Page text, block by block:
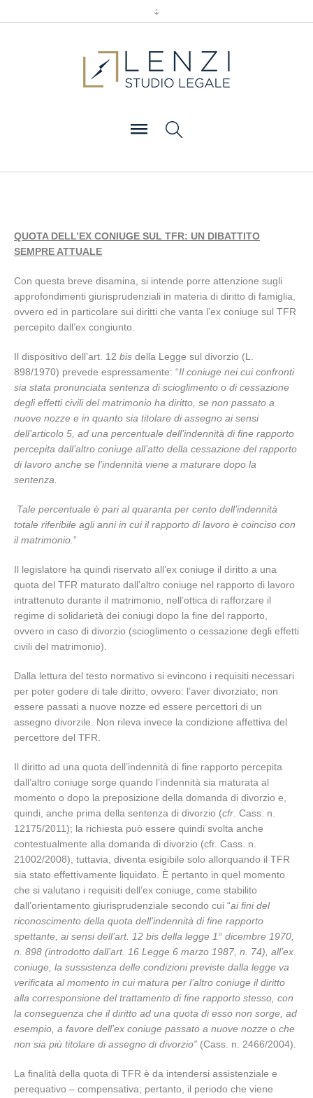
QUOTA DELL’EX CONIUGE SUL TFR: UN DIBATTITO
SEMPRE ATTUALE
Con questa breve disamina, si intende porre attenzione sugli
approfondimenti giurisprudenziali in materia di diritto di famiglia,
ovvero ed in particolare sui diritti che vanta l’ex coniuge sul TFR
percepito dall’ex congiunto.
Il dispositivo dell’art. 12 bis della Legge sul divorzio (L.
898/1970) prevede espressamente: “Il coniuge nei cui confronti
sia stata pronunciata sentenza di scioglimento o di cessazione
degli effetti civili del matrimonio ha diritto, se non passato a
nuove nozze e in quanto sia titolare di assegno ai sensi
dell’articolo 5, ad una percentuale dell’indennità di fine rapporto
percepita dall’altro coniuge all’atto della cessazione del rapporto
di lavoro anche se l’indennità viene a maturare dopo la
sentenza.
Tale percentuale è pari al quaranta per cento dell’indennità
totale riferibile agli anni in cui il rapporto di lavoro è coinciso con
il matrimonio. ”
Il legislatore ha quindi riservato all’ex coniuge il diritto a una
quota del TFR maturato dall’altro coniuge nel rapporto di lavoro
intrattenuto durante il matrimonio, nell’ottica di rafforzare il
regime di solidarietà dei coniugi dopo la fine del rapporto,
ovvero in caso di divorzio (scioglimento o cessazione degli effetti
civili del matrimonio).
Dalla lettura del testo normativo si evincono i requisiti necessari
per poter godere di tale diritto, ovvero: l’aver divorziato; non
essere passati a nuove nozze ed essere percettori di un
assegno divorzile. Non rileva invece la condizione affettiva del
percettore del TFR.
Il diritto ad una quota dell’indennità di fine rapporto percepita
dall’altro coniuge sorge quando l’indennità sia maturata al
momento o dopo la preposizione della domanda di divorzio e,
quindi, anche prima della sentenza di divorzio (cfr . Cass. n.
12175/2011); la richiesta può essere quindi svolta anche
contestualmente alla domanda di divorzio (cfr. Cass. n.
21002/2008), tuttavia, diventa esigibile solo allorquando il TFR
sia stato effettivamente liquidato. È pertanto in quel momento
che si valutano i requisiti dell’ex coniuge, come stabilito
dall’orientamento giurisprudenziale secondo cui “ai fini del
riconoscimento della quota dell’indennità di fine rapporto
spettante, ai sensi dell’art. 12 bis della legge 1° dicembre 1970,
n. 898 (introdotto dall’art. 16 Legge 6 marzo 1987, n. 74), all’ex
coniuge, la sussistenza delle condizioni previste dalla legge va
verificata al momento in cui matura per l’altro coniuge il diritto
alla corresponsione del trattamento di fine rapporto stesso, con
la conseguenza che il diritto ad una quota di esso non sorge, ad
esempio, a favore dell’ex coniuge passato a nuove nozze o che
non sia più titolare di assegno di divorzio” (Cass. n. 2466/2004).
La finalità della quota di TFR è da intendersi assistenziale e
perequativo – compensativa; pertanto, il periodo che viene